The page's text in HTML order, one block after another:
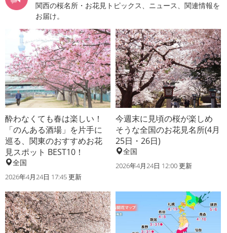
関西の桜名所・お花見トピックス、ニュース、関連情報を
お届け。
酔わなくても春は楽しい！
「のんある酒場」を片手に
巡る、関東のおすすめお花
見スポット BEST10！
全国
2026年4月24日 17:45 更新
今週末に見頃の桜が楽しめ
そうな全国のお花見名所(4月
25日・26日)
全国
2026年4月24日 12:00 更新